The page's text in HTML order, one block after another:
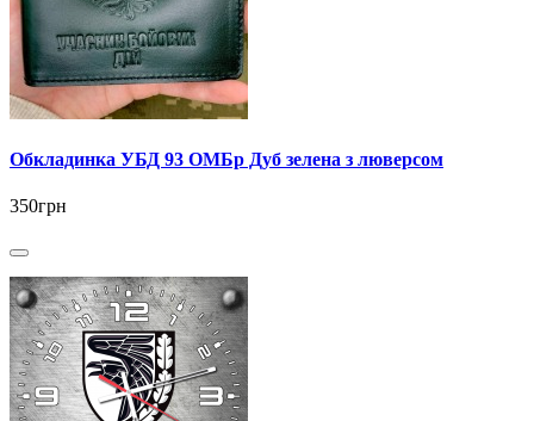
Обкладинка УБД 93 ОМБр Дуб зелена з люверсом
350грн